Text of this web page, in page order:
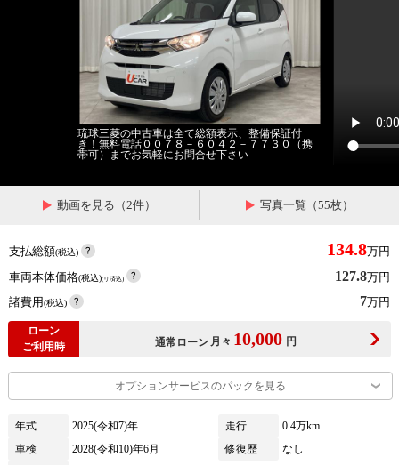
琉球三菱の中古車は全て総額表示、整備保証付
き！無料電話００７８－６０４２－７７３０（携
帯可）までお気軽にお問合せ下さい
動画を見る（2件） 写真一覧（55枚）
支払総額(税込) 134.8万円
車両本体価格(税込)(リ済込) 127.8万円
諸費用(税込) 7万円
ローン
ご利用時
通常ローン 月々 10,000 円
オプションサービスのパックを見る
年式 2025(令和7)年 走行
0.4万km
車検
2028(令和10)年6月 修復歴
なし